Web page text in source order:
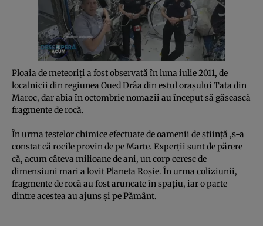
Ploaia de meteoriţi a fost observată în luna iulie 2011, de
localnicii din regiunea Oued Drâa din estul oraşului Tata din
Maroc, dar abia în octombrie nomazii au început să găsească
fragmente de rocă.
În urma testelor chimice efectuate de oamenii de ştiinţă ,s-a
constat că rocile provin de pe Marte. Experţii sunt de părere
că, acum câteva milioane de ani, un corp ceresc de
dimensiuni mari a lovit Planeta Roşie. În urma coliziunii,
fragmente de rocă au fost aruncate în spaţiu, iar o parte
dintre acestea au ajuns şi pe Pământ.